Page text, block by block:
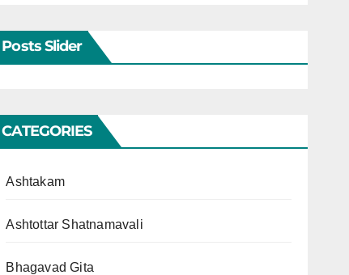
Posts Slider
CATEGORIES
Ashtakam
Ashtottar Shatnamavali
Bhagavad Gita